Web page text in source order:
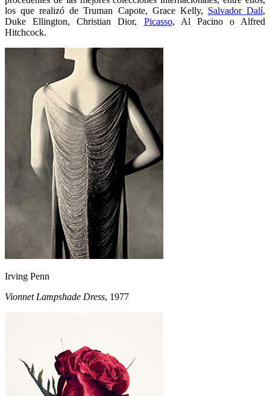
los que realizó de Truman Capote, Grace Kelly, Salvador Dalí,
Duke Ellington, Christian Dior, Picasso, Al Pacino o Alfred
Hitchcock.
Irving Penn
Vionnet Lampshade Dress, 1977